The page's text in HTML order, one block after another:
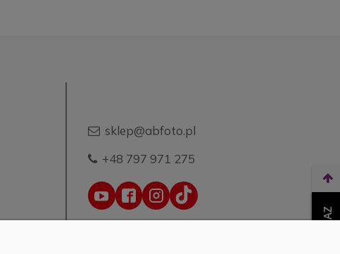
sklep@abfoto.pl
+48 797 971 275